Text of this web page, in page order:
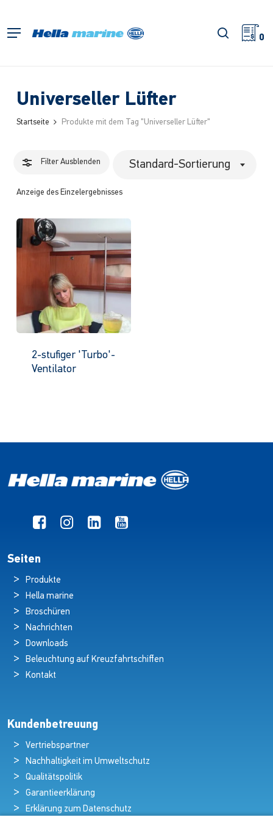
springen
Menü Suche
0
Universeller Lüfter
Startseite Produkte mit dem Tag "Universeller Lüfter"
Filter Ausblenden
Anzeige des Einzelergebnisses
Standard-Sortierung
Filter
2-stufiger 'Turbo'-
Ventilator
Seiten
Produkte
Hella marine
Broschüren
Nachrichten
Downloads
Beleuchtung auf Kreuzfahrtschiffen
Kontakt
Kundenbetreuung
Vertriebspartner
Nachhaltigkeit im Umweltschutz
Qualitätspolitik
Garantieerklärung
Erklärung zum Datenschutz